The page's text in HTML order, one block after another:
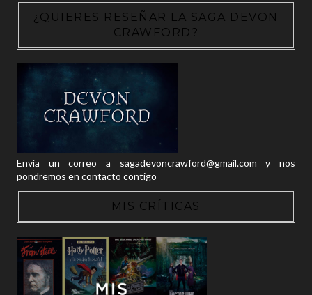
¿QUIERES RESEÑAR LA SAGA DEVON
CRAWFORD?
Envía un correo a sagadevoncrawford@gmail.com y nos
pondremos en contacto contigo
MIS CRÍTICAS